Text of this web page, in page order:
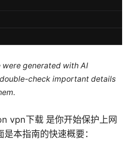
generated with AI
check important details
vpn下载 是你开始保护上网
本指南的快速概要：